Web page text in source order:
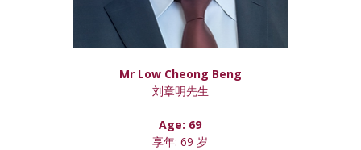
Mr Low Cheong Beng
刘章明先生
Age: 69
享年: 69 岁